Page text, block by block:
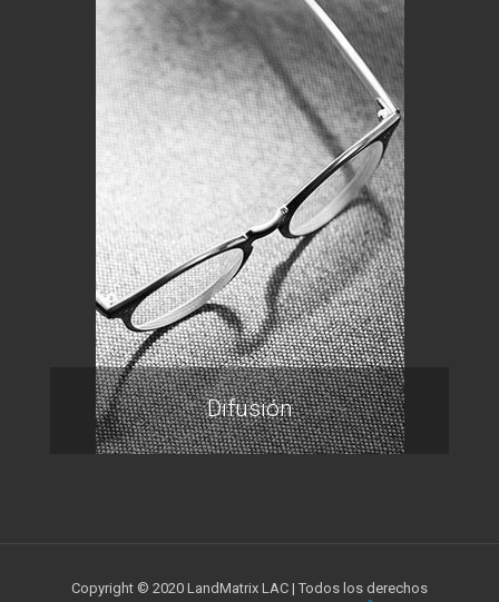
Difusión
Copyright © 2020 LandMatrix LAC | Todos los derechos